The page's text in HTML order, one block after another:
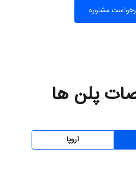
مشاوره
پلن ها
اروپا